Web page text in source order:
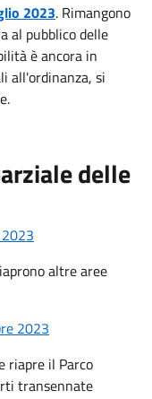
2023. Rimangono
al pubblico delle
è ancora in
all'ordinanza, si
delle
altre aree
2023
riapre il Parco
transennate